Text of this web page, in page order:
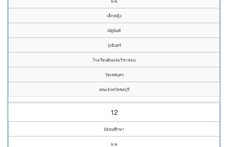
เด็กหญิง
ณัฐนันท์
รุ่งอินทร์
โรงเรียนผินแจ่มวิชาสอน
วัดเทพบุตร
คณะจังหวัดชลบุรี
12
มัธยมศึกษา
ม.๒